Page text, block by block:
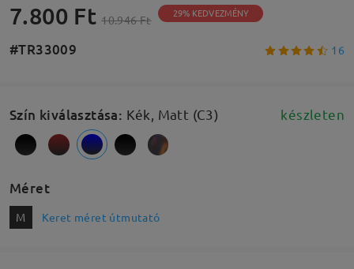
7.800 Ft 10.946 Ft 29% KEDVEZMÉNY
#TR33009 16
Szín kiválasztása: Kék, Matt (C3) készleten
Méret
M Keret méret útmutató